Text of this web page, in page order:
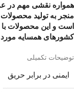
همواره نقشی مهم در
منجر به تولید
است و این محصولات با
کشورهای همسایه مورد
توضیحات تکمیلی
ایمنی در برابر حریق